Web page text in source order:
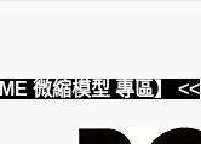
微縮模型 專區】 <<